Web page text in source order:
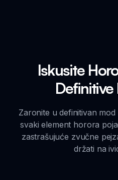
Iskusite
Definitive
Zaronite u definitivan
svaki element horora
zastrašujuće zvučne
držati na